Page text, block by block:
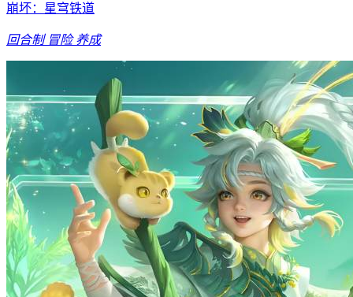
崩坏：星穹铁道
回合制 冒险 养成